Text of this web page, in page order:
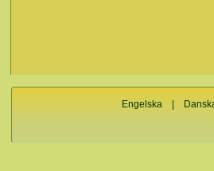
Engelska